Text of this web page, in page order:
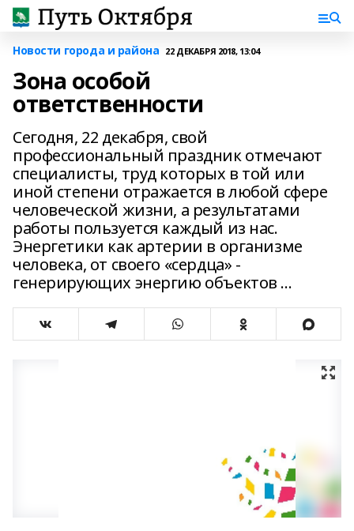
Новости города и района 22 ДЕКАБРЯ 2018, 13:04
Зона особой
ответственности
Сегодня, 22 декабря, свой
профессиональный праздник отмечают
специалисты, труд которых в той или
иной степени отражается в любой сфере
человеческой жизни, а результатами
работы пользуется каждый из нас.
Энергетики как артерии в организме
человека, от своего «сердца» -
генерирующих энергию объектов ...